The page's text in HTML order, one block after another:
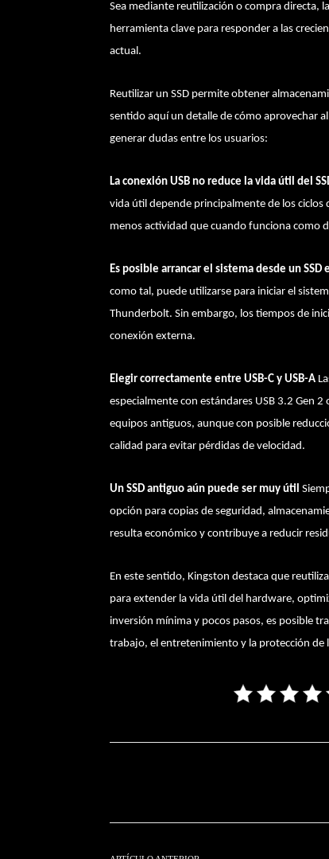
Sea mediante reutilización o compra directa,
herramienta clave para responder a las
actual.
Reutilizar un SSD permite obtener
sentido aquí un detalle de cómo aprovechar
generar dudas entre los usuarios:
La conexión USB no reduce la vida útil del
vida útil depende principalmente de los ciclos
menos actividad que cuando funciona como
Es posible arrancar el sistema desde un SSD
como tal, puede utilizarse para iniciar el
Thunderbolt. Sin embargo, los tiempos de
conexión externa.
Elegir correctamente entre USB-C y USB-A
especialmente con estándares USB 3.2 Gen
equipos antiguos, aunque con posible
calidad para evitar pérdidas de velocidad.
Un SSD antiguo aún puede ser muy útil
opción para copias de seguridad,
resulta económico y contribuye a reducir
En este sentido, Kingston destaca que
para extender la vida útil del hardware,
inversión mínima y pocos pasos, es posible
trabajo, el entretenimiento y la protección de